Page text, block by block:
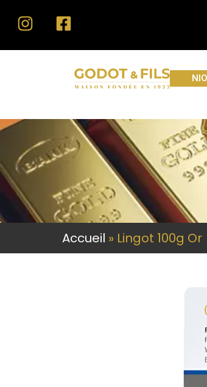
Accueil » Lingot 100g Or